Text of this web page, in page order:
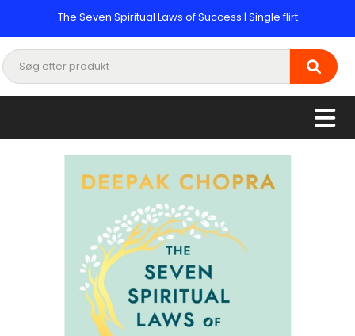
The Seven Spiritual Laws of Success | Single flirt